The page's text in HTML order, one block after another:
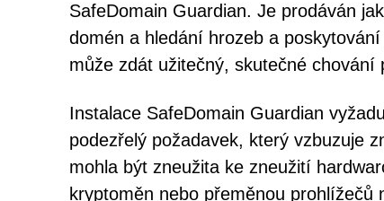
SafeDomain Guardian. Je prodáván
domén a hledání hrozeb a
může zdát užitečný, skutečné chování
Instalace SafeDomain Guardian
podezřelý požadavek, který vzbuzuje
mohla být zneužita ke zneužití
kryptoměn nebo přeměnou prohlížečů